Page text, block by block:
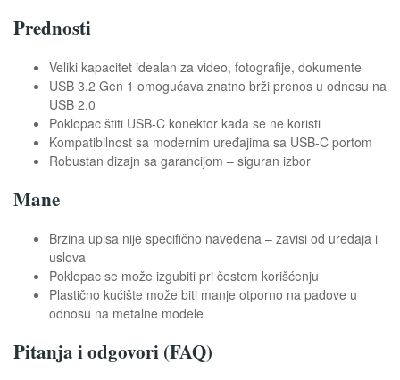
Prednosti
Veliki kapacitet idealan za video, fotografije, dokumente
USB 3.2 Gen 1 omogućava znatno brži prenos u odnosu na
USB 2.0
Poklopac štiti USB-C konektor kada se ne koristi
Kompatibilnost sa modernim uređajima sa USB-C portom
Robustan dizajn sa garancijom – siguran izbor
Mane
Brzina upisa nije specifično navedena – zavisi od uređaja i
uslova
Poklopac se može izgubiti pri čestom korišćenju
Plastično kućište može biti manje otporno na padove u
odnosu na metalne modele
Pitanja i odgovori (FAQ)